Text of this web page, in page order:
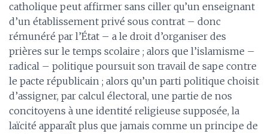
catholique peut affirmer sans ciller qu’un enseignant
d’un établissement privé sous contrat – donc
rémunéré par l’État – a le droit d’organiser des
prières sur le temps scolaire ; alors que l’islamisme –
radical – politique poursuit son travail de sape contre
le pacte républicain ; alors qu’un parti politique choisit
d’assigner, par calcul électoral, une partie de nos
concitoyens à une identité religieuse supposée, la
laïcité apparaît plus que jamais comme un principe de